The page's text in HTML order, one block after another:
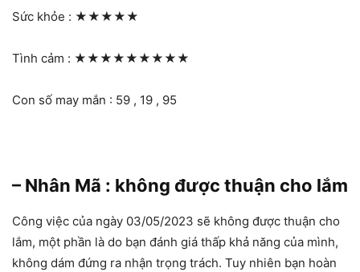
Sức khỏe : ★★★★★
Tình cảm : ★★★★★★★★★
Con số may mắn : 59 , 19 , 95
– Nhân Mã : không được thuận cho lắm
Công việc của ngày 03/05/2023 sẽ không được thuận cho
lắm, một phần là do bạn đánh giá thấp khả năng của mình,
không dám đứng ra nhận trọng trách. Tuy nhiên bạn hoàn